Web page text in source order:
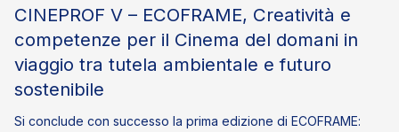
CINEPROF V – ECOFRAME, Creatività e
competenze per il Cinema del domani in
viaggio tra tutela ambientale e futuro
sostenibile
Si conclude con successo la prima edizione di ECOFRAME: